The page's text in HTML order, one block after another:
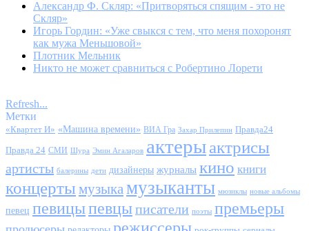
Александр Ф. Скляр: «Притворяться спящим - это не
Скляр»
Игорь Гордин: «Уже свыкся с тем, что меня похоронят
как мужа Меньшовой»
Плотник Мельник
Никто не может сравниться с Робертино Лорети
Refresh...
Метки
«Квартет И» «Машина времени» ВИА Гра Захар Прилепин Правда24
Правда 24 СМИ Шура Эмин Агаларов актерыактрисы
артисты балерины дети дизайнеры журналы кино книги
концерты музыка музыканты мюзиклы новые альбомы
певец певицыпевцыписатели поэты премьеры
режиссеры